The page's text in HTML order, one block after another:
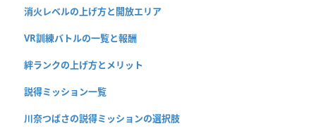
消火レベルの上げ方と開放エリア
VR訓練バトルの一覧と報酬
絆ランクの上げ方とメリット
説得ミッション一覧
川奈つばさの説得ミッションの選択肢